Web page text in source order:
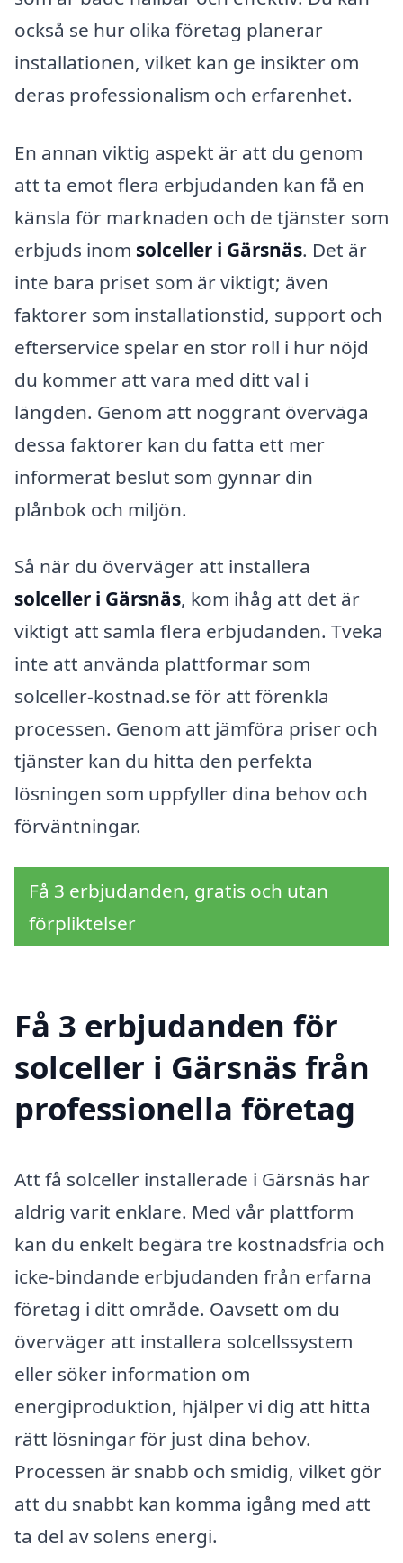
också se hur olika företag planerar
installationen, vilket kan ge insikter om
deras professionalism och erfarenhet.
En annan viktig aspekt är att du genom
att ta emot flera erbjudanden kan få en
känsla för marknaden och de tjänster som
erbjuds inom solceller i Gärsnäs. Det är
inte bara priset som är viktigt; även
faktorer som installationstid, support och
efterservice spelar en stor roll i hur nöjd
du kommer att vara med ditt val i
längden. Genom att noggrant överväga
dessa faktorer kan du fatta ett mer
informerat beslut som gynnar din
plånbok och miljön.
Så när du överväger att installera
solceller i Gärsnäs, kom ihåg att det är
viktigt att samla flera erbjudanden. Tveka
inte att använda plattformar som
solceller-kostnad.se för att förenkla
processen. Genom att jämföra priser och
tjänster kan du hitta den perfekta
lösningen som uppfyller dina behov och
förväntningar.
Få 3 erbjudanden, gratis och utan
förpliktelser
Få 3 erbjudanden för
solceller i Gärsnäs från
professionella företag
Att få solceller installerade i Gärsnäs har
aldrig varit enklare. Med vår plattform
kan du enkelt begära tre kostnadsfria och
icke-bindande erbjudanden från erfarna
företag i ditt område. Oavsett om du
överväger att installera solcellssystem
eller söker information om
energiproduktion, hjälper vi dig att hitta
rätt lösningar för just dina behov.
Processen är snabb och smidig, vilket gör
att du snabbt kan komma igång med att
ta del av solens energi.